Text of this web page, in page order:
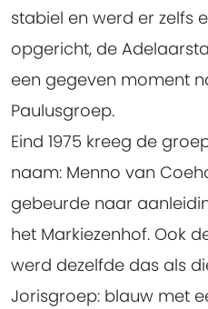
stabiel en werd er zelfs
opgericht, de
een gegeven moment
Paulusgroep.
Eind 1975 kreeg de
naam: Menno van
gebeurde naar
het Markiezenhof. Ook
werd dezelfde das als
Jorisgroep: blauw met